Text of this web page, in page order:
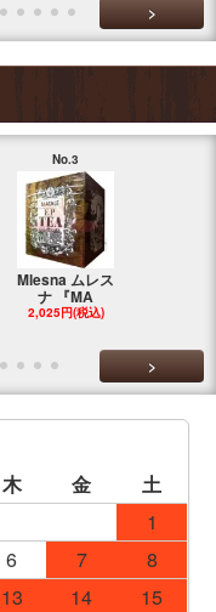
>
No.3
Mlesna ムレス
ナ 『MA
2,025円(税込)
>
木 金
土
1
6 7
8
13 14
15